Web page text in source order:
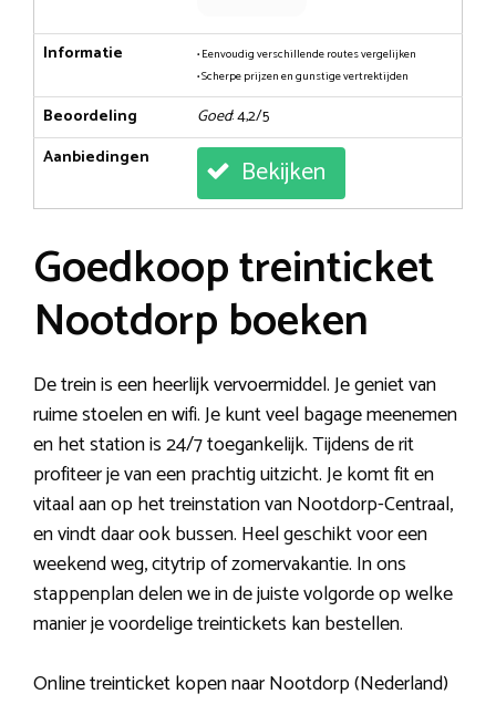
Informatie
• Eenvoudig verschillende routes vergelijken
• Scherpe prijzen en gunstige vertrektijden
Beoordeling Goed: 4,2/5
Aanbiedingen
Bekijken
Goedkoop treinticket
Nootdorp boeken
De trein is een heerlijk vervoermiddel. Je geniet van
ruime stoelen en wifi. Je kunt veel bagage meenemen
en het station is 24/7 toegankelijk. Tijdens de rit
profiteer je van een prachtig uitzicht. Je komt fit en
vitaal aan op het treinstation van Nootdorp-Centraal,
en vindt daar ook bussen. Heel geschikt voor een
weekend weg, citytrip of zomervakantie. In ons
stappenplan delen we in de juiste volgorde op welke
manier je voordelige treintickets kan bestellen.
Online treinticket kopen naar Nootdorp (Nederland)